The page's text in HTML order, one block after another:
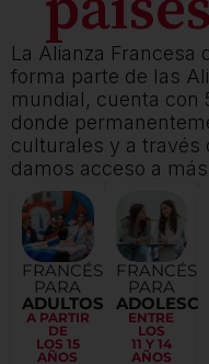
La Alianza Francesa
forma parte de las
mundial, cuenta con
donde
culturales y a través
damos acceso a
FRANCÉS
PARA
ADULTOS
A PARTIR
DE
LOS 15
AÑOS
FRANCÉS
PARA
ENTRE
LOS
11 Y 14
AÑOS